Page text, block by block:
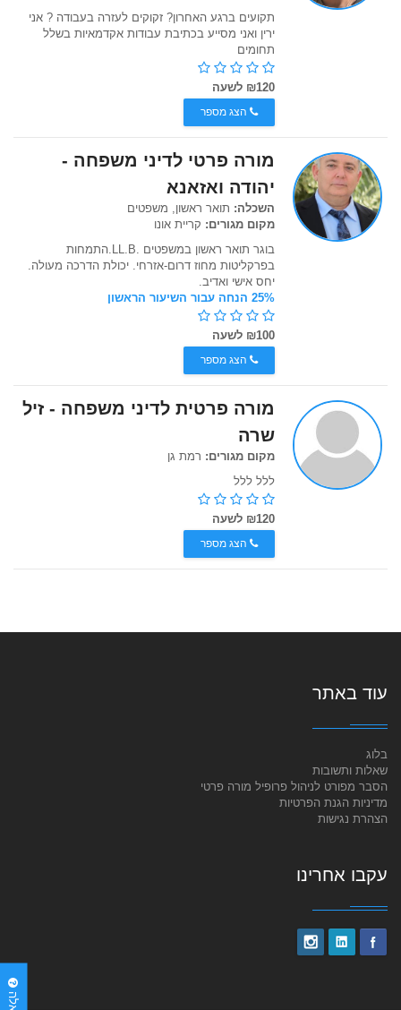
תקועים ברגע האחרון? זקוקים לעזרה בעבודה ? אני
ירין ואני מסייע בכתיבת עבודות אקדמאיות בשלל
תחומים
₪120 לשעה
הצג מספר
מורה פרטי לדיני משפחה -
יהודה ואזאנא
השכלה: תואר ראשון, משפטים
מקום מגורים: קריית אונו
בוגר תואר ראשון במשפטים .LL.B.התמחות
בפרקליטות מחוז דרום-אזרחי. יכולת הדרכה מעולה.
יחס אישי ואדיב.
25% הנחה עבור השיעור הראשון
₪100 לשעה
הצג מספר
מורה פרטית לדיני משפחה - זיל
שרה
מקום מגורים: רמת גן
ללל ללל
₪120 לשעה
הצג מספר
עוד באתר
בלוג
שאלות ותשובות
הסבר מפורט לניהול פרופיל מורה פרטי
מדיניות הגנת הפרטיות
הצהרת נגישות
עקבו אחרינו